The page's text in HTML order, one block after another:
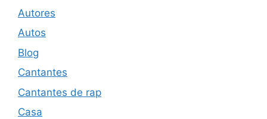
Autores
Autos
Blog
Cantantes
Cantantes de rap
Casa